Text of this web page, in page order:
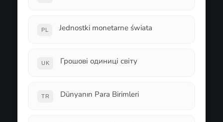
PL Jednostki monetarne świata
UK Грошові одиниці світу
TR Dünyanın Para Birimleri